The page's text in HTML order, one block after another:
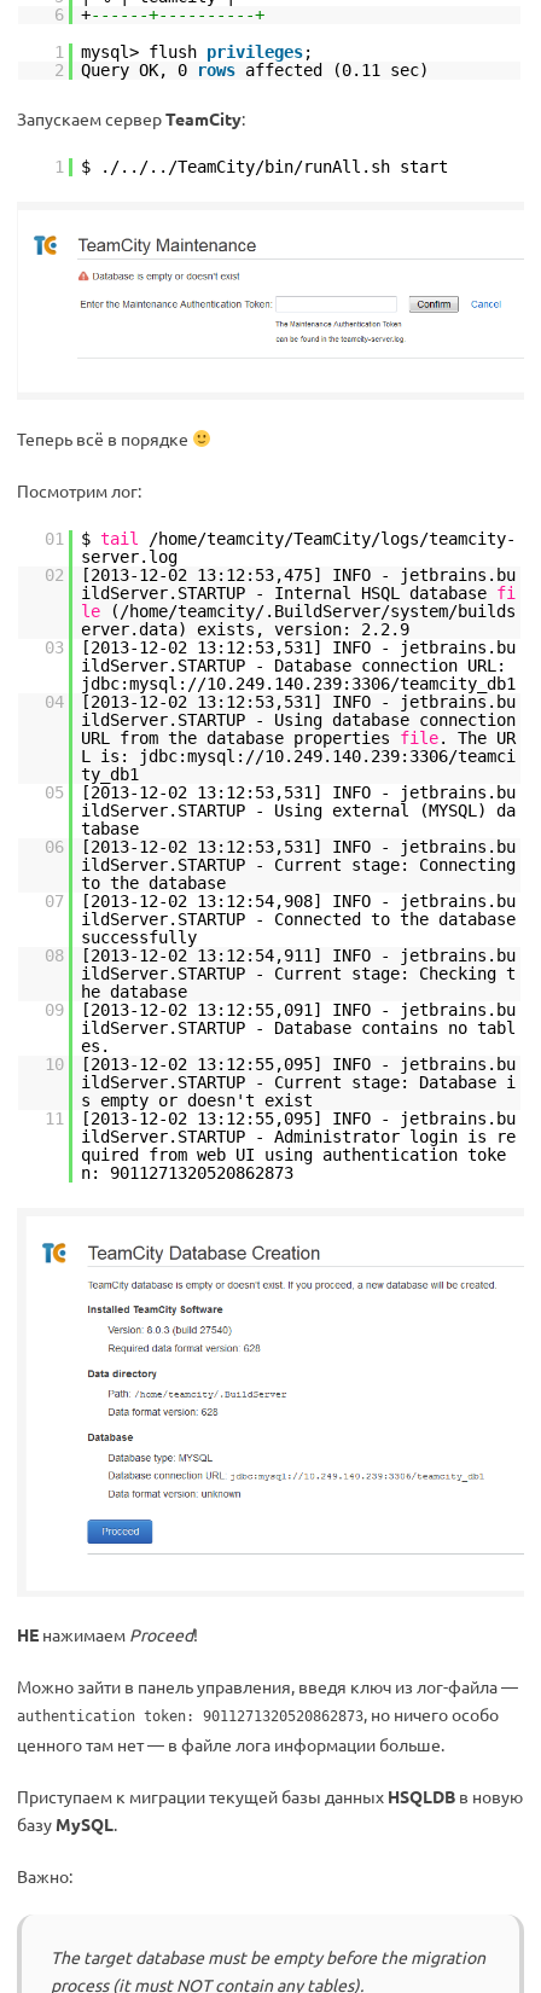
6
+------+----------+
1
mysql> flush privileges;
2
Query OK, 0 rows affected (0.11 sec)
Запускаем серверTeamCity:
1 $ ./../.. /TeamCity/bin/runAll .sh start
Теперь всё в порядке
Посмотрим лог:
01 $ tail
/home/teamcity/TeamCity/logs/teamcity-
server.log
02
[2013-12-02 13:12:53,475] INFO - jetbrains.bu
ildServer.STARTUP - Internal HSQL database fi
le
( /home/teamcity/.BuildServer/system/builds
erver.data) exists, version: 2.2.9
03
[2013-12-02 13:12:53,531] INFO - jetbrains.bu
ildServer.STARTUP - Database connection URL:
jdbc:mysql: //10.249.140.239:3306/teamcity_db1
04
[2013-12-02 13:12:53,531] INFO - jetbrains.bu
ildServer.STARTUP - Using database connection
URL from the database properties file. The UR
L is: jdbc:mysql: //10.249.140.239:3306/teamci
ty_db1
05
[2013-12-02 13:12:53,531] INFO - jetbrains.bu
ildServer.STARTUP - Using external (MYSQL) da
tabase
06
[2013-12-02 13:12:53,531] INFO - jetbrains.bu
ildServer.STARTUP - Current stage: Connecting
to the database
07
[2013-12-02 13:12:54,908] INFO - jetbrains.bu
ildServer.STARTUP - Connected to the database
successfully
08
[2013-12-02 13:12:54,911] INFO - jetbrains.bu
ildServer.STARTUP - Current stage: Checking t
he database
09
[2013-12-02 13:12:55,091] INFO - jetbrains.bu
ildServer.STARTUP - Database contains no tabl
es.
10
[2013-12-02 13:12:55,095] INFO - jetbrains.bu
ildServer.STARTUP - Current stage: Database i
s empty or doesn't exist
11
[2013-12-02 13:12:55,095] INFO - jetbrains.bu
ildServer.STARTUP - Administrator login is re
quired from web UI using authentication toke
n: 9011271320520862873
НЕ нажимаем Proceed!
Можно зайти в панель управления, введя ключ из лог-файла —
authentication token: 9011271320520862873, но ничего особо
ценного там нет — в файле лога информации больше.
Приступаем к миграции текущей базы данных HSQLDB в новую
базу MySQL.
Важно:
The target database must be empty before the migration
process (it must NOT contain any tables).